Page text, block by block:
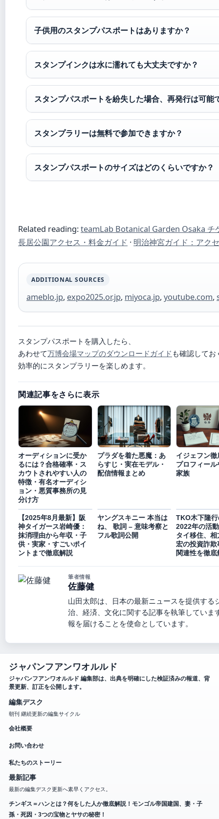
子供用のスタンプパスポートはありますか？
スタンプインクは水に濡れても大丈夫ですか？
スタンプパスポートを紛失した場合、再発行は可能
スタンプラリーは無料で参加できますか？
スタンプパスポートのサイズはどのくらいですか？
Related reading:teamLab Botanical Garden Osaka チ
長居公園アクセス・料金ガイド · 明治神宮ガイド：アク
ADDITIONAL SOURCES
ameblo.jp, expo2025.or.jp, miyoca.jp, youtube.com,
スタンプパスポートを購入したら、
あわせて万博会場マップのダウンロードガイド も確認してお
効率的にスタンプラリーを楽しめます。
関連記事をさらに表示
オーディションに受か
るには？合格確率・ス
カウトされやすい人の
特徴・有名オーディシ
ョン・悪質事務所の見
分け方
プラダを着た悪魔：あ
らすじ・実在モデル・
配信情報まとめ
イジェフン徹
プロフィール
家族
【2025年8月最新】阪
神タイガース岩崎優：
抹消理由から年収・子
供・実家・すごいポイ
ントまで徹底解説
ヤングスキニー 本当は
ね、 歌詞 – 意味考察と
フル歌詞公開
TKO木下隆
2022年の活
タイ移住、相
宏の投資詐欺
関連性を徹底
筆者情報
佐藤健
山田太郎は、日本の最新ニュースを提供する
治、経済、文化に関する記事を執筆していま
報を届けることを使命としています。
ジャパンフアンワオルルド
ジャパンフアンワオルルド 編集部は、出典を明確にした検証済みの報道、背
景更新、訂正を公開します。
編集デスク
朝刊 継続更新の編集サイクル
会社概要
お問い合わせ
私たちのストーリー
最新記事
最新の編集デスク更新へ素早くアクセス。
チンギス＝ハンとは？何をした人か徹底解説！モンゴル帝国建国、妻・子
孫・死因・3つの宝物とヤサの秘密！